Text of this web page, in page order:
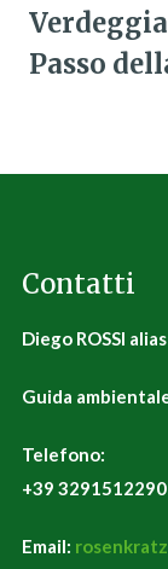
Passo
Contatti
Diego ROSSI
Guida
Telefono:
+39 3291512290
Email: